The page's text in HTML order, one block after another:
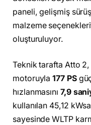
paneli, gelişmiş
malzeme
oluşturuluyor.
Teknik tarafta Atto
motoruyla177 PS
hızlanmasını 7,9
kullanılan 45,12
sayesinde WLTP